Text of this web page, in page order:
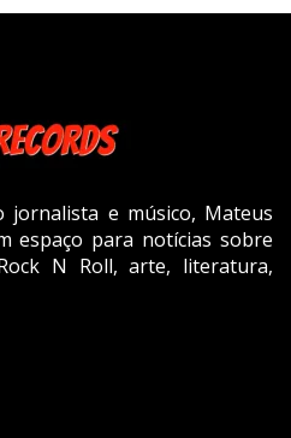
jornalista e músico, Mateus
espaço para notícias sobre
N Roll, arte, literatura,